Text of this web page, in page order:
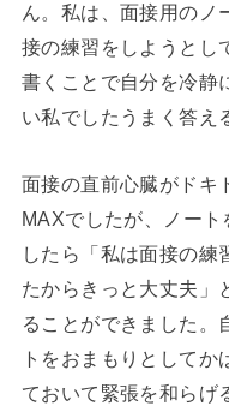
ん。私は、面接用のノ
接の練習をしようとし
書くことで自分を冷静
い私でしたうまく答え
面接の直前心臓がドキ
MAXでしたが、ノート
したら「私は面接の練
たからきっと大丈夫」
ることができました。
トをおまもりとしてか
ておいて緊張を和らげ